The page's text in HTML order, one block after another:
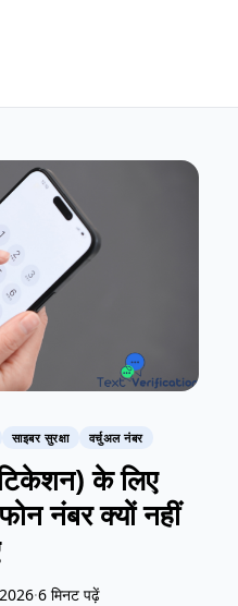
साइबर सुरक्षा वर्चुअल नंबर
के लिए
नंबर क्यों नहीं
·6 मिनट पढ़ें